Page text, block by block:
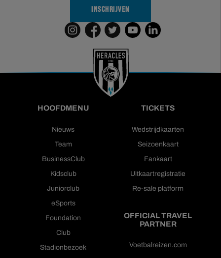
INSCHRIJVEN
HOOFDMENU
Nieuws
Team
BusinessClub
Kidsclub
Juniorclub
eSports
Foundation
Club
Stadionbezoek
TICKETS
Wedstrijdkaarten
Seizoenkaart
Fankaart
Uitkaartregistratie
Re-sale platform
OFFICIAL TRAVEL
PARTNER
Voetbalreizen.com